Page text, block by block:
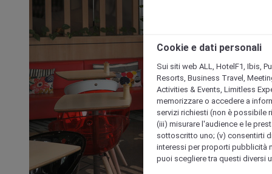
Cookie e dati personali
Sui siti web ALL, HotelF1, Ibis,
Resorts, Business Travel,
Activities & Events, Limitless
memorizzare o accedere a
servizi richiesti (non è possibile
(iii) misurare l'audience e le
sottoscritto uno; (v) consentirti
interessi per proporti pubblicità
puoi scegliere tra questi diversi